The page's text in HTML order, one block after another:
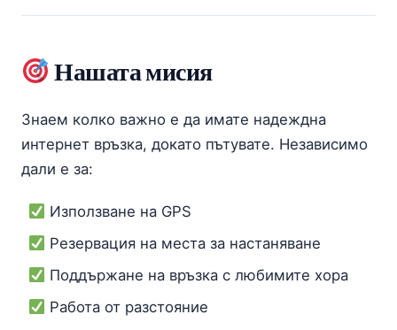
Нашата мисия
Знаем колко важно е да имате надеждна
интернет връзка, докато пътувате. Независимо
дали е за:
Използване на GPS
Резервация на места за настаняване
Поддържане на връзка с любимите хора
Работа от разстояние